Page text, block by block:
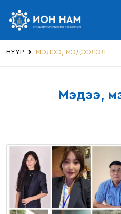
НҮҮР МЭДЭЭ, МЭДЭЭЛЭЛ
Мэдээ,